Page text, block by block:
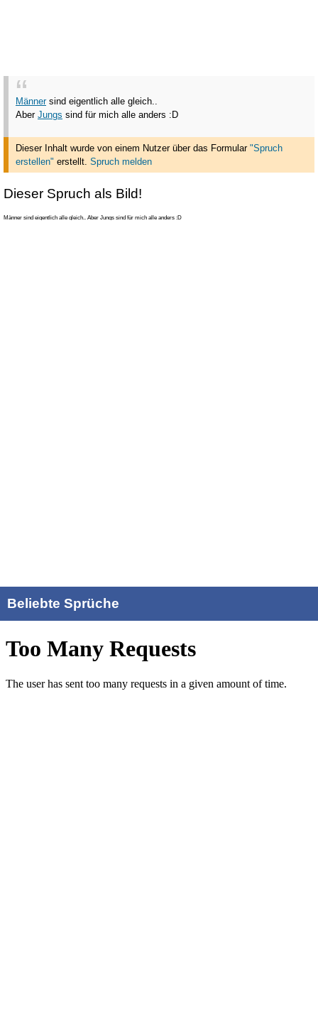
Männersind eigentlich alle gleich..
Aber Jungs sind für mich alle anders :D
Dieser Inhalt wurde von einem Nutzer über das Formular "Spruch
erstellen" erstellt. Spruch melden
Dieser Spruch als Bild!
Männer sind eigentlich alle gleich.. Aber Jungs sind für mich alle anders :D
Beliebte Sprüche